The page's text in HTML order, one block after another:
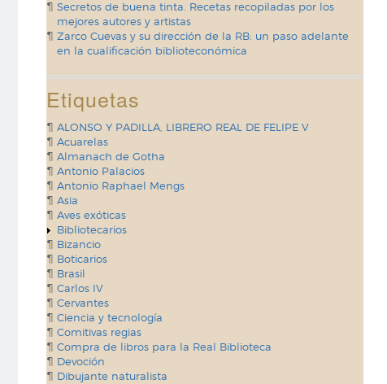
Secretos de buena tinta. Recetas recopiladas por los
mejores autores y artistas
Zarco Cuevas y su dirección de la RB: un paso adelante
en la cualificación biblioteconómica
Etiquetas
ALONSO Y PADILLA, LIBRERO REAL DE FELIPE V
Acuarelas
Almanach de Gotha
Antonio Palacios
Antonio Raphael Mengs
Asia
Aves exóticas
Bibliotecarios
Bizancio
Boticarios
Brasil
Carlos IV
Cervantes
Ciencia y tecnología
Comitivas regias
Compra de libros para la Real Biblioteca
Devoción
Dibujante naturalista